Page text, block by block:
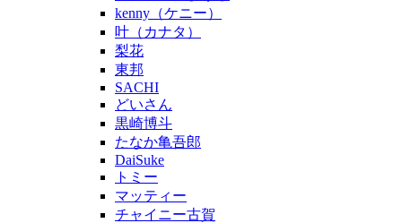
kenny（ケニー）
叶（カナタ）
梨花
東邦
SACHI
どいさん
黒崎博斗
たなか亀吾郎
DaiSuke
トミー
マッティー
チャイニー古賀